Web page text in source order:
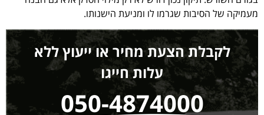
מעמיקה של הסיבות שגרמו לו ומניעת הישנותו.
לקבלת הצעת מחיר או ייעוץ ללא
עלות חייגו
050-4874000